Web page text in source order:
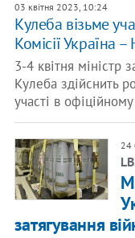
03 квітня 2023, 10:24
Кулеба візьме
Комісії Україна
3-4 квітня міністр
Кулеба здійснить
участі в
24
затягування